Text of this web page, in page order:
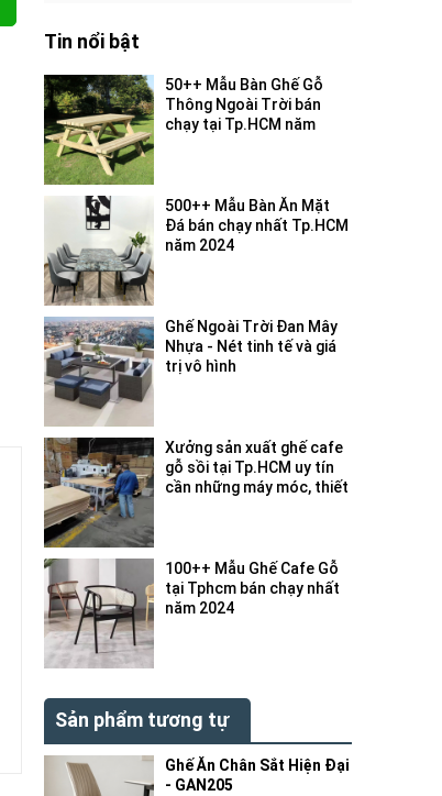
Tin nổi bật
50++ Mẫu Bàn Ghế Gỗ
Thông Ngoài Trời bán
chạy tại Tp.HCM năm
500++ Mẫu Bàn Ăn Mặt
Đá bán chạy nhất Tp.HCM
năm 2024
Ghế Ngoài Trời Đan Mây
Nhựa - Nét tinh tế và giá
trị vô hình
Xưởng sản xuất ghế cafe
gỗ sồi tại Tp.HCM uy tín
cần những máy móc, thiết
100++ Mẫu Ghế Cafe Gỗ
tại Tphcm bán chạy nhất
năm 2024
Sản phẩm tương tự
Ghế Ăn Chân Sắt Hiện Đại
- GAN205